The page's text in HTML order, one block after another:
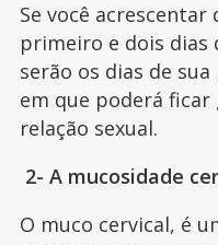
Se você
primeiro e dois dias
serão os dias de
em que poderá ficar
relação sexual.
2- A mucosidade
O muco cervical, é